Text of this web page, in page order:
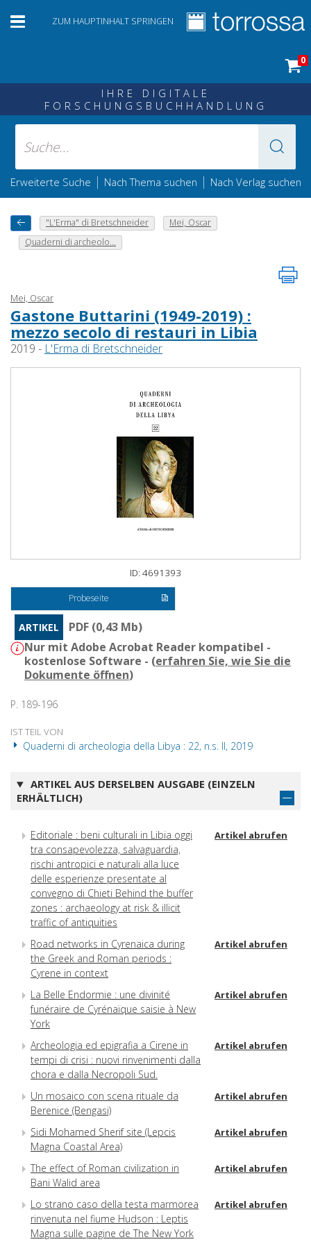
ZUM HAUPTINHALT SPRINGEN
0
IHRE DIGITALE
FORSCHUNGSBUCHHANDLUNG
Erweiterte Suche | Nach Thema suchen | Nach Verlag suchen
"L'Erma" di Bretschneider
Mei, Oscar
Quaderni di archeolo...
Mei, Oscar
Gastone Buttarini (1949-2019) :
mezzo secolo di restauri in Libia
2019 - L'Erma di Bretschneider
ID: 4691393
Probeseite
ARTIKEL
PDF (0,43 Mb)
Nur mit Adobe Acrobat Reader kompatibel -
kostenlose Software - (erfahren Sie, wie Sie die
Dokumente öffnen)
P. 189-196
IST TEIL VON
Quaderni di archeologia della Libya : 22, n.s. II, 2019
ARTIKEL AUS DERSELBEN AUSGABE (EINZELN
ERHÄLTLICH)
Editoriale : beni culturali in Libia oggi
tra consapevolezza, salvaguardia,
rischi antropici e naturali alla luce
delle esperienze presentate al
convegno di Chieti Behind the buffer
zones : archaeology at risk & illicit
traffic of antiquities
Artikel abrufen
Road networks in Cyrenaica during
the Greek and Roman periods :
Cyrene in context
Artikel abrufen
La Belle Endormie : une divinité
funéraire de Cyrénaïque saisie à New
York
Artikel abrufen
Archeologia ed epigrafia a Cirene in
tempi di crisi : nuovi rinvenimenti dalla
chora e dalla Necropoli Sud.
Artikel abrufen
Un mosaico con scena rituale da
Berenice (Bengasi)
Artikel abrufen
Sidi Mohamed Sherif site (Lepcis
Magna Coastal Area)
Artikel abrufen
The effect of Roman civilization in
Bani Walid area
Artikel abrufen
Lo strano caso della testa marmorea
rinvenuta nel fiume Hudson : Leptis
Magna sulle pagine de The New York
Artikel abrufen